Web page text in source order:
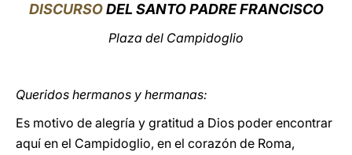
DISCURSODEL SANTO PADRE FRANCISCO
Plaza del Campidoglio
Queridos hermanos y hermanas:
Es motivo de alegría y gratitud a Dios poder encontrar
aquí en el Campidoglio, en el corazón de Roma,